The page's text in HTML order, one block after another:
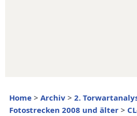
Home > Archiv > 2.
Fotostrecken 2008 und älter >